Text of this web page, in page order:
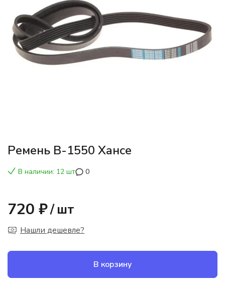
Ремень В-1550 Хансе
В наличии: 12 шт 0
720 ₽/ шт
Нашли дешевле?
В корзину